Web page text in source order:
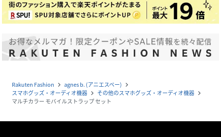
Rakuten Fashion navigate_next agnes b. (アニエスベー) navigate_next
スマホグッズ・オーディオ機器 navigate_next その他のスマホグッズ・オーディオ機器 navigate_next
マルチカラー モバイルストラップ セット